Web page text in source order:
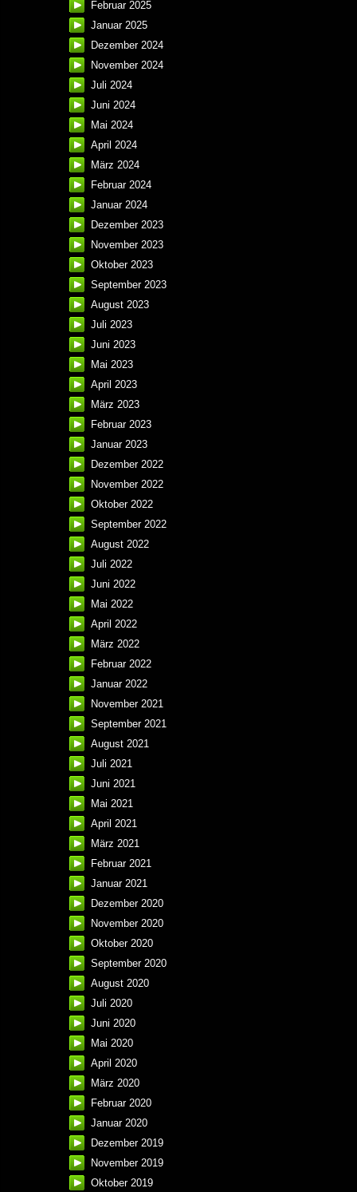
Februar 2025
Januar 2025
Dezember 2024
November 2024
Juli 2024
Juni 2024
Mai 2024
April 2024
März 2024
Februar 2024
Januar 2024
Dezember 2023
November 2023
Oktober 2023
September 2023
August 2023
Juli 2023
Juni 2023
Mai 2023
April 2023
März 2023
Februar 2023
Januar 2023
Dezember 2022
November 2022
Oktober 2022
September 2022
August 2022
Juli 2022
Juni 2022
Mai 2022
April 2022
März 2022
Februar 2022
Januar 2022
November 2021
September 2021
August 2021
Juli 2021
Juni 2021
Mai 2021
April 2021
März 2021
Februar 2021
Januar 2021
Dezember 2020
November 2020
Oktober 2020
September 2020
August 2020
Juli 2020
Juni 2020
Mai 2020
April 2020
März 2020
Februar 2020
Januar 2020
Dezember 2019
November 2019
Oktober 2019